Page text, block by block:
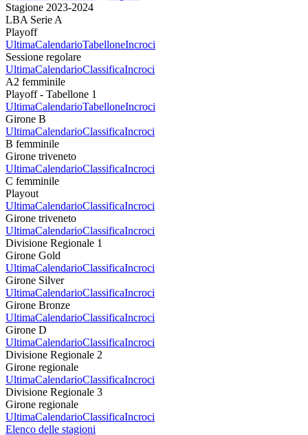
Stagione 2023-2024
LBA Serie A
Playoff
UltimaCalendarioTabelloneIncroci
Sessione regolare
UltimaCalendarioClassificaIncroci
A2 femminile
Playoff - Tabellone 1
UltimaCalendarioTabelloneIncroci
Girone B
UltimaCalendarioClassificaIncroci
B femminile
Girone triveneto
UltimaCalendarioClassificaIncroci
C femminile
Playout
UltimaCalendarioClassificaIncroci
Girone triveneto
UltimaCalendarioClassificaIncroci
Divisione Regionale 1
Girone Gold
UltimaCalendarioClassificaIncroci
Girone Silver
UltimaCalendarioClassificaIncroci
Girone Bronze
UltimaCalendarioClassificaIncroci
Girone D
UltimaCalendarioClassificaIncroci
Divisione Regionale 2
Girone regionale
UltimaCalendarioClassificaIncroci
Divisione Regionale 3
Girone regionale
UltimaCalendarioClassificaIncroci
Elenco delle stagioni